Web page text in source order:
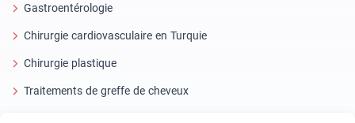
Gastroentérologie
Chirurgie cardiovasculaire en Turquie
Chirurgie plastique
Traitements de greffe de cheveux